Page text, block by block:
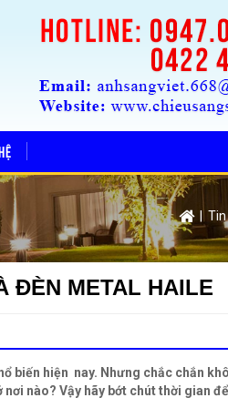
| Tin
ĐÈN METAL HAILE
biến hiện nay. Nhưng chắc chắn
nào? Vậy hãy bớt chút thời gian